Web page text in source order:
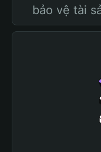
bảo vệ tài